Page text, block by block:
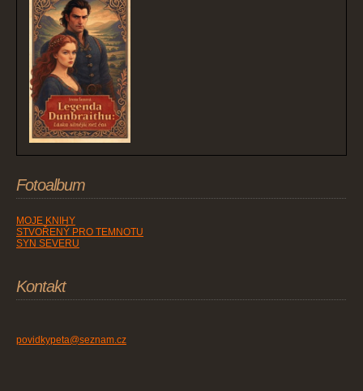
Fotoalbum
MOJE KNIHY
STVOŘENÝ PRO TEMNOTU
SYN SEVERU
Kontakt
povidkypeta@seznam.cz